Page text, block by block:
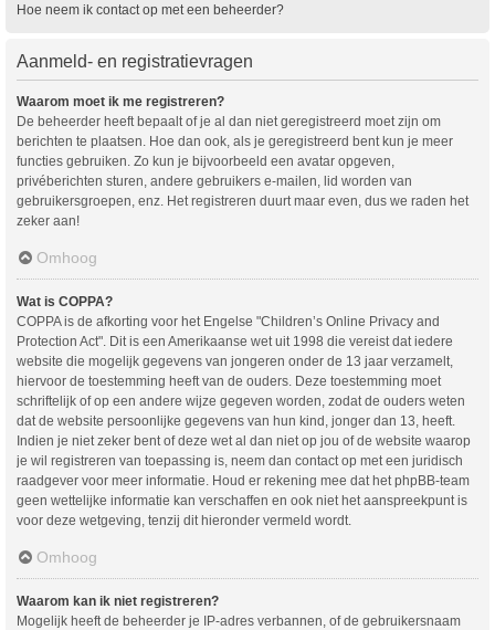
Hoe neem ik contact op met een beheerder?
Aanmeld- en registratievragen
Waarom moet ik me registreren?
De beheerder heeft bepaalt of je al dan niet geregistreerd moet zijn om
berichten te plaatsen. Hoe dan ook, als je geregistreerd bent kun je meer
functies gebruiken. Zo kun je bijvoorbeeld een avatar opgeven,
privéberichten sturen, andere gebruikers e-mailen, lid worden van
gebruikersgroepen, enz. Het registreren duurt maar even, dus we raden het
zeker aan!
Omhoog
Wat is COPPA?
COPPA is de afkorting voor het Engelse "Children’s Online Privacy and
Protection Act". Dit is een Amerikaanse wet uit 1998 die vereist dat iedere
website die mogelijk gegevens van jongeren onder de 13 jaar verzamelt,
hiervoor de toestemming heeft van de ouders. Deze toestemming moet
schriftelijk of op een andere wijze gegeven worden, zodat de ouders weten
dat de website persoonlijke gegevens van hun kind, jonger dan 13, heeft.
Indien je niet zeker bent of deze wet al dan niet op jou of de website waarop
je wil registreren van toepassing is, neem dan contact op met een juridisch
raadgever voor meer informatie. Houd er rekening mee dat het phpBB-team
geen wettelijke informatie kan verschaffen en ook niet het aanspreekpunt is
voor deze wetgeving, tenzij dit hieronder vermeld wordt.
Omhoog
Waarom kan ik niet registreren?
Mogelijk heeft de beheerder je IP-adres verbannen, of de gebruikersnaam